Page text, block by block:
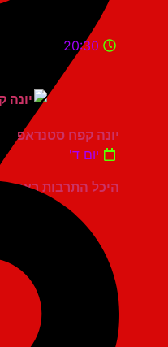
היכל התרבות ראשון לציון
20:30
יונה קפח סטנדאפ
יום ד'